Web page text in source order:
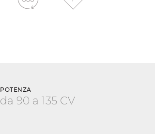
POTENZA
da 90 a 135 CV